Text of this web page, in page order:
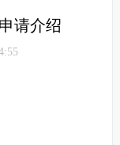
请介绍